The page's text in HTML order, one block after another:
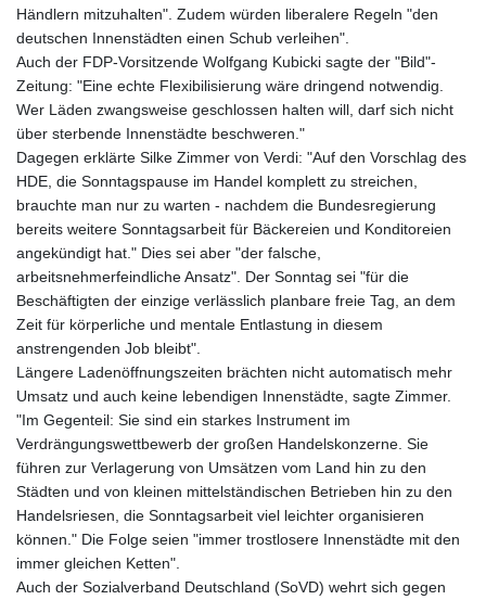
Händlern mitzuhalten". Zudem würden liberalere Regeln "den
deutschen Innenstädten einen Schub verleihen".
Auch der FDP-Vorsitzende Wolfgang Kubicki sagte der "Bild"-
Zeitung: "Eine echte Flexibilisierung wäre dringend notwendig.
Wer Läden zwangsweise geschlossen halten will, darf sich nicht
über sterbende Innenstädte beschweren."
Dagegen erklärte Silke Zimmer von Verdi: "Auf den Vorschlag des
HDE, die Sonntagspause im Handel komplett zu streichen,
brauchte man nur zu warten - nachdem die Bundesregierung
bereits weitere Sonntagsarbeit für Bäckereien und Konditoreien
angekündigt hat." Dies sei aber "der falsche,
arbeitsnehmerfeindliche Ansatz". Der Sonntag sei "für die
Beschäftigten der einzige verlässlich planbare freie Tag, an dem
Zeit für körperliche und mentale Entlastung in diesem
anstrengenden Job bleibt".
Längere Ladenöffnungszeiten brächten nicht automatisch mehr
Umsatz und auch keine lebendigen Innenstädte, sagte Zimmer.
"Im Gegenteil: Sie sind ein starkes Instrument im
Verdrängungswettbewerb der großen Handelskonzerne. Sie
führen zur Verlagerung von Umsätzen vom Land hin zu den
Städten und von kleinen mittelständischen Betrieben hin zu den
Handelsriesen, die Sonntagsarbeit viel leichter organisieren
können." Die Folge seien "immer trostlosere Innenstädte mit den
immer gleichen Ketten".
Auch der Sozialverband Deutschland (SoVD) wehrt sich gegen